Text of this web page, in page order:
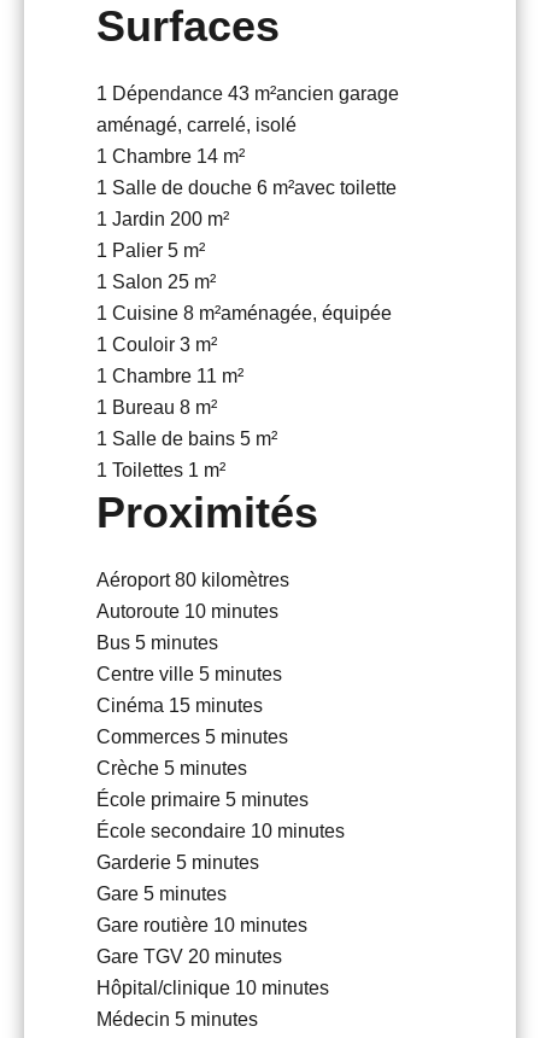
Surfaces
1 Dépendance 43 m²ancien garage
aménagé, carrelé, isolé
1 Chambre 14 m²
1 Salle de douche 6 m²avec toilette
1 Jardin 200 m²
1 Palier 5 m²
1 Salon 25 m²
1 Cuisine 8 m²aménagée, équipée
1 Couloir 3 m²
1 Chambre 11 m²
1 Bureau 8 m²
1 Salle de bains 5 m²
1 Toilettes 1 m²
Proximités
Aéroport80 kilomètres
Autoroute 10 minutes
Bus 5 minutes
Centre ville 5 minutes
Cinéma 15 minutes
Commerces 5 minutes
Crèche 5 minutes
École primaire 5 minutes
École secondaire 10 minutes
Garderie 5 minutes
Gare 5 minutes
Gare routière 10 minutes
Gare TGV 20 minutes
Hôpital/clinique 10 minutes
Médecin 5 minutes